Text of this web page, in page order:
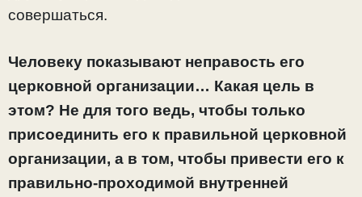
совершаться.
Человеку показывают неправость его
церковной организации… Какая цель в
этом? Не для того ведь, чтобы только
присоединить его к правильной церковной
организации, а в том, чтобы привести его к
правильно-проходимой внутренней